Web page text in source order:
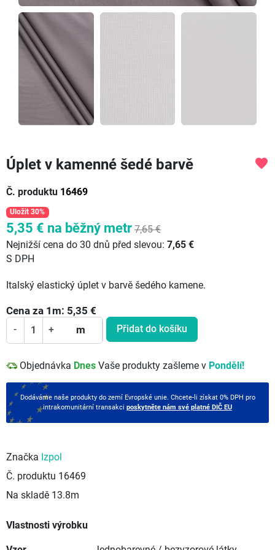
Úplet v kamenné šedé barvě
Č. produktu 16469
favorite
Uložit 30%
5,35 € na běžný metr 7,65 €
Nejnižší cena do 30 dnů před slevou: 7,65 €
S DPH
Italský elastický úplet v barvě šedého kamene.
Cena za 1 m: 5,35 €
- + m Přidat do košíku
Objednávka Dnes Vaše produkty zašleme v Pondělí!
Dodáváme naše produkty do zemí Evropské unie. Chcete-li získat 0% DPH pro
intrakomunitární transakci poskytněte nám své platné DIČ EU
Značka Izpol
Č. produktu 16469
Na skladě 13.8m
Vlastnosti výrobku